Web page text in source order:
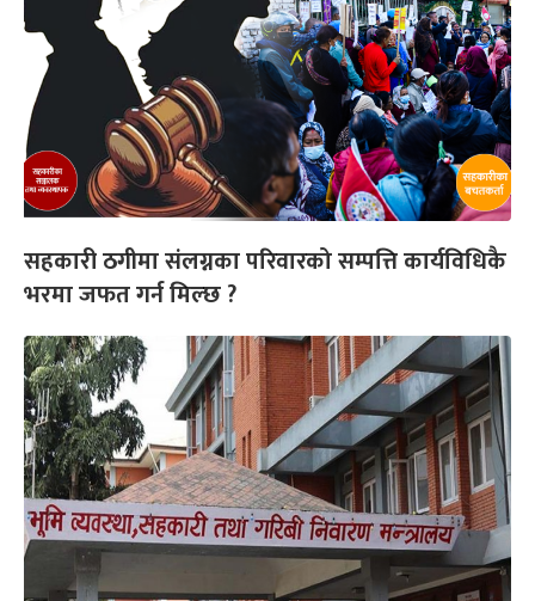
सहकारी ठगीमा संलग्नका परिवारको सम्पत्ति कार्यविधिकै
भरमा जफत गर्न मिल्छ ?